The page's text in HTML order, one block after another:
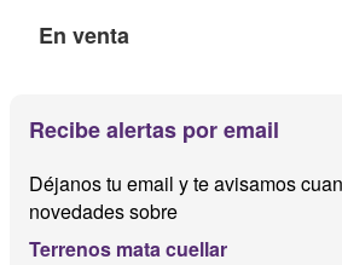
En venta
Recibe alertas por email
Déjanos tu email y te avisamos
novedades sobre
Terrenos mata cuellar